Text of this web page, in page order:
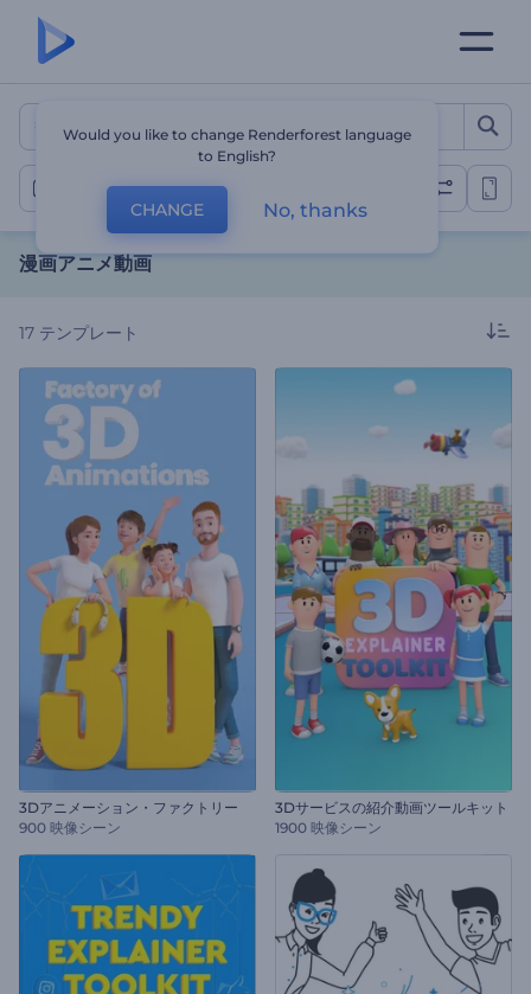
漫画アニメ動画
漫画動画
漫画アニメ動画
17 テンプレート
3Dアニメーション・ファクトリー
900 映像シーン
3Dサービスの紹介動画ツールキット
1900 映像シーン
Would you like to change Renderforest language
to English?
CHANGE No, thanks